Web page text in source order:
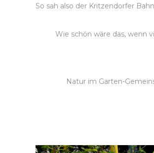
So sah also der Kritzendorfer
Wie schön wäre das, wenn
Natur im Garten-